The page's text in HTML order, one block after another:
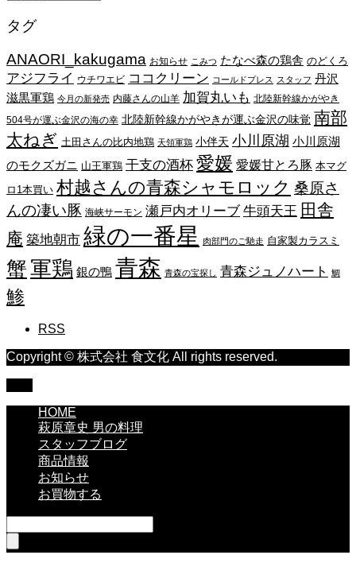
カ
ブ
タグ
ANAORI_kakugama お知らせ こみつ たなべ森の鶏舎 のどくろ
アジフライ ウチワエビ ココクリーン コールドプレス スタッフ 丹沢
滋黒軍鶏 今月の新発売 内藤さんの山羊 加賀丸いも 北陸新幹線かがやき
504号が運ぶ金沢の海の幸 北陸新幹線かがやきが運ぶ金沢の味覚 南部
太ねぎ 土田さんの比内地鶏 天領軍鶏 小伴天 小川原湖 小川原湖
のモクズガニ 山王軍鶏 干支の酒杯 愛媛 愛媛甘とろ豚 本マグ
ロ1本買い 村越さんの青森シャモロック 桑原さ
んの凄い豚 海峡サーモン 瀬戸内オリーブ 牛頭天王 田舎
庵 築地朝市 緑の一番星 肉部門のご馳走 自家製カラスミ
蟹軍鶏 銀の鴨 青森 青森の宝探し 青森ジュノハート 鯛
鯵
RSS
Copyright © 株式会社 食文化 All rights reserved.
HOME
萩原章史 男の料理
スタッフブログ
商品情報
お知らせ
お買物する